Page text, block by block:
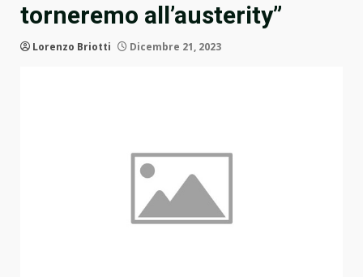
torneremo all’austerity”
Lorenzo Briotti Dicembre 21, 2023